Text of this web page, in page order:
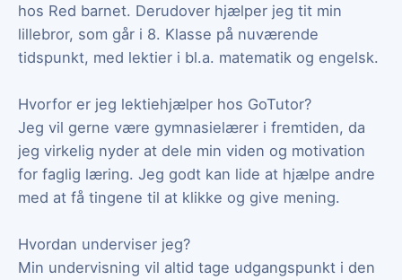
hos Red barnet. Derudover hjælper jeg tit min
lillebror, som går i 8. Klasse på nuværende
tidspunkt, med lektier i bl.a. matematik og engelsk.
Hvorfor er jeg lektiehjælper hos GoTutor?
Jeg vil gerne være gymnasielærer i fremtiden, da
jeg virkelig nyder at dele min viden og motivation
for faglig læring. Jeg godt kan lide at hjælpe andre
med at få tingene til at klikke og give mening.
Hvordan underviser jeg?
Min undervisning vil altid tage udgangspunkt i den